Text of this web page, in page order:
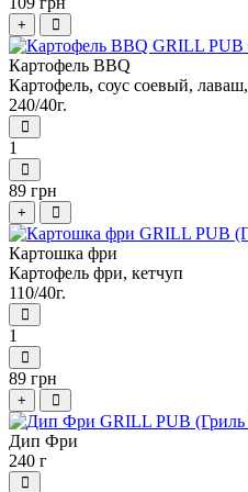
+
Картофель BBQ
Картофель, соус соевый,
240/40г.
1
89 грн
+
Картошка фри
Картофель фри, кетчуп
110/40г.
1
89 грн
+
Дип Фри
240 г